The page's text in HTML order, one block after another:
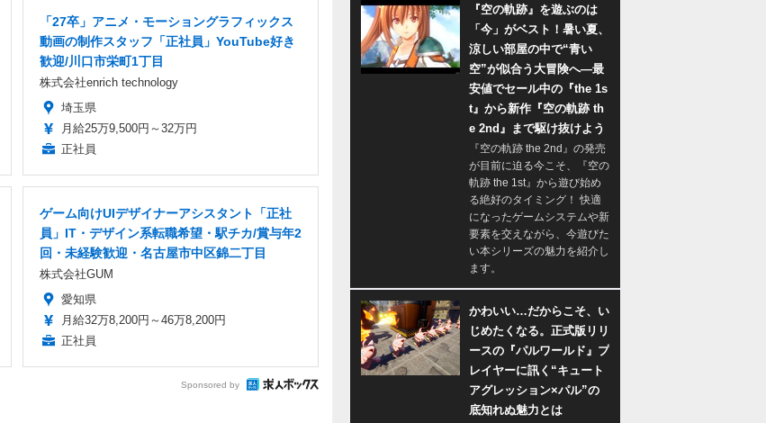
「27卒」アニメ・モーショングラフィックス
動画の制作スタッフ「正社員」YouTube好き
歓迎/川口市栄町1丁目
株式会社enrich technology
埼玉県
月給25万9,500円～32万円
正社員
ゲーム向けUIデザイナーアシスタント「正社
員」IT・デザイン系転職希望・駅チカ/賞与年2
回・未経験歓迎・名古屋市中区錦二丁目
株式会社GUM
愛知県
月給32万8,200円～46万8,200円
正社員
Sponsored by
『空の軌跡』を遊ぶのは
「今」がベスト！暑い夏、
涼しい部屋の中で“青い
空”が似合う大冒険へ―最
安値でセール中の『the 1s
t』から新作『空の軌跡 th
e 2nd』まで駆け抜けよう
『空の軌跡 the 2nd』の発売
が目前に迫る今こそ、『空の
軌跡 the 1st』から遊び始め
る絶好のタイミング！ 快適
になったゲームシステムや新
要素を交えながら、今遊びた
い本シリーズの魅力を紹介し
ます。
かわいい…だからこそ、い
じめたくなる。正式版リリ
ースの『パルワールド』プ
レイヤーに訊く“キュート
アグレッション×パル”の
底知れぬ魅力とは